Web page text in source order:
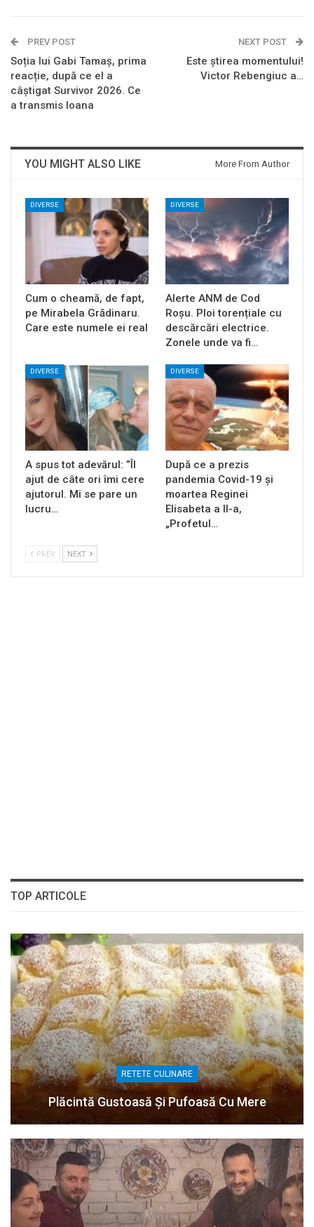
PREV POST
Soția lui Gabi Tamaș, prima
reacție, după ce el a
câștigat Survivor 2026. Ce
a transmis Ioana
NEXT POST
Este știrea momentului!
Victor Rebengiuc a…
YOU MIGHT ALSO LIKE More From Author
DIVERSE
Cum o cheamă, de fapt,
pe Mirabela Grădinaru.
Care este numele ei real
DIVERSE
Alerte ANM de Cod
Roșu. Ploi torențiale cu
descărcări electrice.
Zonele unde va fi…
DIVERSE
A spus tot adevărul: ”Îl
ajut de câte ori îmi cere
ajutorul. Mi se pare un
lucru…
DIVERSE
După ce a prezis
pandemia Covid-19 și
moartea Reginei
Elisabeta a II-a,
„Profetul…
PREV NEXT
TOP ARTICOLE
RETETE CULINARE
Plăcintă Gustoasă Și Pufoasă Cu Mere